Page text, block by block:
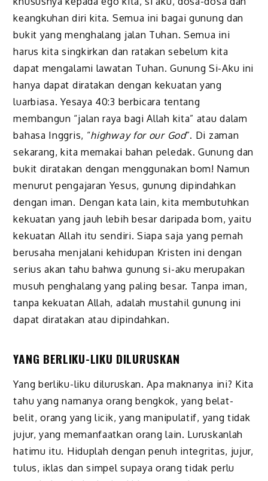
keangkuhan diri kita. Semua ini bagai gunung dan
bukit yang menghalang jalan Tuhan. Semua ini
harus kita singkirkan dan ratakan sebelum kita
dapat mengalami lawatan Tuhan. Gunung Si-Aku ini
hanya dapat diratakan dengan kekuatan yang
luarbiasa. Yesaya 40:3 berbicara tentang
membangun “jalan raya bagi Allah kita” atau dalam
bahasa Inggris, “highway for our God”. Di zaman
sekarang, kita memakai bahan peledak. Gunung dan
bukit diratakan dengan menggunakan bom! Namun
menurut pengajaran Yesus, gunung dipindahkan
dengan iman. Dengan kata lain, kita membutuhkan
kekuatan yang jauh lebih besar daripada bom, yaitu
kekuatan Allah itu sendiri. Siapa saja yang pernah
berusaha menjalani kehidupan Kristen ini dengan
serius akan tahu bahwa gunung si-aku merupakan
musuh penghalang yang paling besar. Tanpa iman,
tanpa kekuatan Allah, adalah mustahil gunung ini
dapat diratakan atau dipindahkan.
YANG BERLIKU-LIKU DILURUSKAN
Yang berliku-liku diluruskan. Apa maknanya ini? Kita
tahu yang namanya orang bengkok, yang belat-
belit, orang yang licik, yang manipulatif, yang tidak
jujur, yang memanfaatkan orang lain. Luruskanlah
hatimu itu. Hiduplah dengan penuh integritas, jujur,
tulus, iklas dan simpel supaya orang tidak perlu